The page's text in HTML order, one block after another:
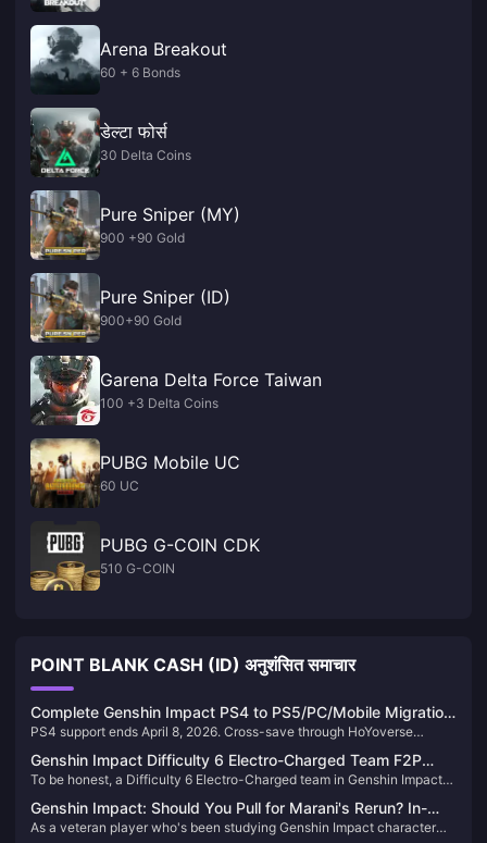
Arena Breakout
60 + 6 Bonds
डेल्टा फोर्स
30 Delta Coins
Pure Sniper (MY)
900 +90 Gold
Pure Sniper (ID)
900+90 Gold
Garena Delta Force Taiwan
100 +3 Delta Coins
PUBG Mobile UC
60 UC
PUBG G-COIN CDK
510 G-COIN
POINT BLANK CASH (ID) अनुशंसित समाचार
Complete Genshin Impact PS4 to PS5/PC/Mobile Migration
Guide: Saves, Purchases & Settings
PS4 support ends April 8, 2026. Cross-save through HoYoverse
platform-locked—convert to Primogems for cross-platform use.
Genshin Impact Difficulty 6 Electro-Charged Team F2P
Guide: Abyss Corridors Team Compositions and Combat
Tips
To be honest, a Difficulty 6 Electro-Charged team in Genshin Impact
Corridors. We'll use 4-star characters as the core, relying on the
Electro-Charged reaction mechanism to achieve high damage output
Genshin Impact: Should You Pull for Marani's Rerun? In-
depth 5.8 Version Analysis to Help You Decide
As a veteran player who's been studying Genshin Impact character